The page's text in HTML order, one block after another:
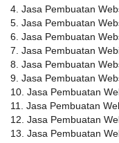
4. Jasa Pembuatan
5. Jasa Pembuatan
6. Jasa Pembuatan
7. Jasa Pembuatan
8. Jasa Pembuatan
9. Jasa Pembuatan
10. Jasa Pembuatan
11. Jasa Pembuatan
12. Jasa Pembuatan
13. Jasa Pembuatan